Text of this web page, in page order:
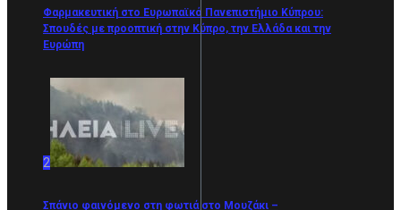
Φαρμακευτική στο Ευρωπαϊκό Πανεπιστήμιο Κύπρου:
Σπουδές με προοπτική στην Κύπρο, την Ελλάδα και την
Ευρώπη
2
Σπάνιο φαινόμενο στη φωτιά στο Μουζάκι –